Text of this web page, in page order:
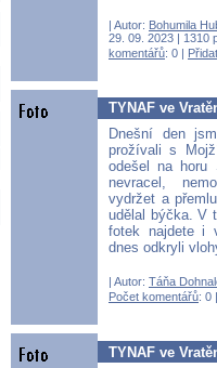
| Autor: Bohumila
29. 09. 2023 | 1310
komentářů: 0 |
TYNAF ve
Dnešní den
prožívali s
odešel na horu
nevracel,
vydržet a
udělal býčka. V
fotek najdete i
dnes odkryli
| Autor: Táňa
Počet komentářů: 0
TYNAF ve